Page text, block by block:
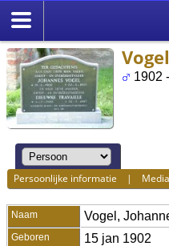
1902
Persoonlijke informatie | Media
Naam Vogel ,
Geboren 15 jan 1902